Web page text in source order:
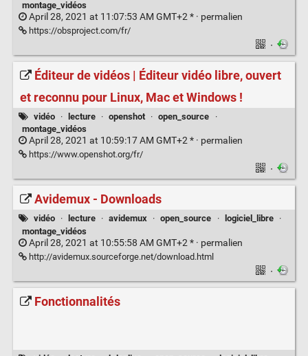
montage_vidéos
April 28, 2021 at 11:07:53 AM GMT+2 * · permalien
https://obsproject.com/fr/
·
Éditeur de vidéos | Éditeur vidéo libre, ouvert
et reconnu pour Linux, Mac et Windows !
vidéo · lecture · openshot · open_source
·
montage_vidéos
April 28, 2021 at 10:59:17 AM GMT+2 * · permalien
https://www.openshot.org/fr/
·
Avidemux - Downloads
vidéo · lecture · avidemux · open_source · logiciel_libre
·
montage_vidéos
April 28, 2021 at 10:55:58 AM GMT+2 * · permalien
http://avidemux.sourceforge.net/download.html
·
Fonctionnalités